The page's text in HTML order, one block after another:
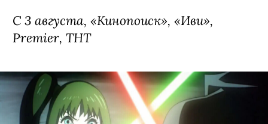
С 3 августа, «Кинопоиск», «Иви»,
Premier, ТНТ